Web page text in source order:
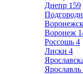
Днепр 159
Воронеж
Россошь 4
Лиски 4
Ярославль